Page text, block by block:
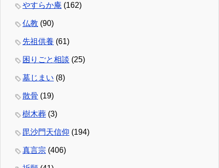
やすらか庵 (162)
仏教 (90)
先祖供養 (61)
困りごと相談 (25)
墓じまい (8)
散骨 (19)
樹木葬 (3)
毘沙門天信仰 (194)
真言宗 (406)